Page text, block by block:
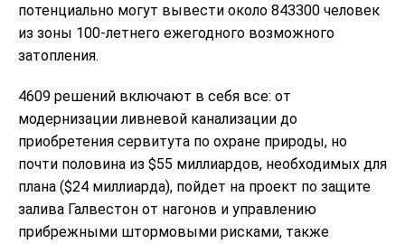
потенциально могут вывести около 843300 человек
из зоны 100-летнего ежегодного возможного
затопления.
4609 решений включают в себя все: от
модернизации ливневой канализации до
приобретения сервитута по охране природы, но
почти половина из $55 миллиардов, необходимых для
плана ($24 миллиарда), пойдет на проект по защите
залива Галвестон от нагонов и управлению
прибрежными штормовыми рисками, также